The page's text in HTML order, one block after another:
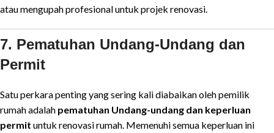
atau mengupah profesional untuk projek renovasi.
7. Pematuhan Undang-Undang dan
Permit
Satu perkara penting yang sering kali diabaikan oleh pemilik
rumah adalah pematuhan Undang-undang dan keperluan
permit untuk renovasi rumah. Memenuhi semua keperluan ini